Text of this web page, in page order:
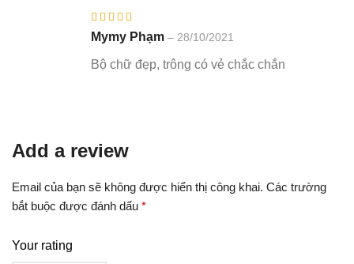
Được xếp
hạng55
sao
Mymy Phạm – 28/10/2021
Bộ chữ đẹp, trông có vẻ chắc chắn
Add a review
Email của bạn sẽ không được hiển thị công khai. Các trường
bắt buộc được đánh dấu *
Your rating